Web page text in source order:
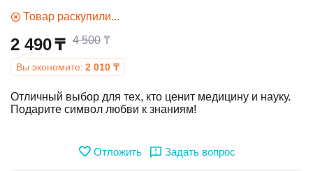
Товар раскупили...
2 490₸ 4 500 ₸
Вы экономите: 2 010 ₸
Отличный выбор для тех, кто ценит медицину и науку.
Подарите символ любви к знаниям!
Отложить Задать вопрос